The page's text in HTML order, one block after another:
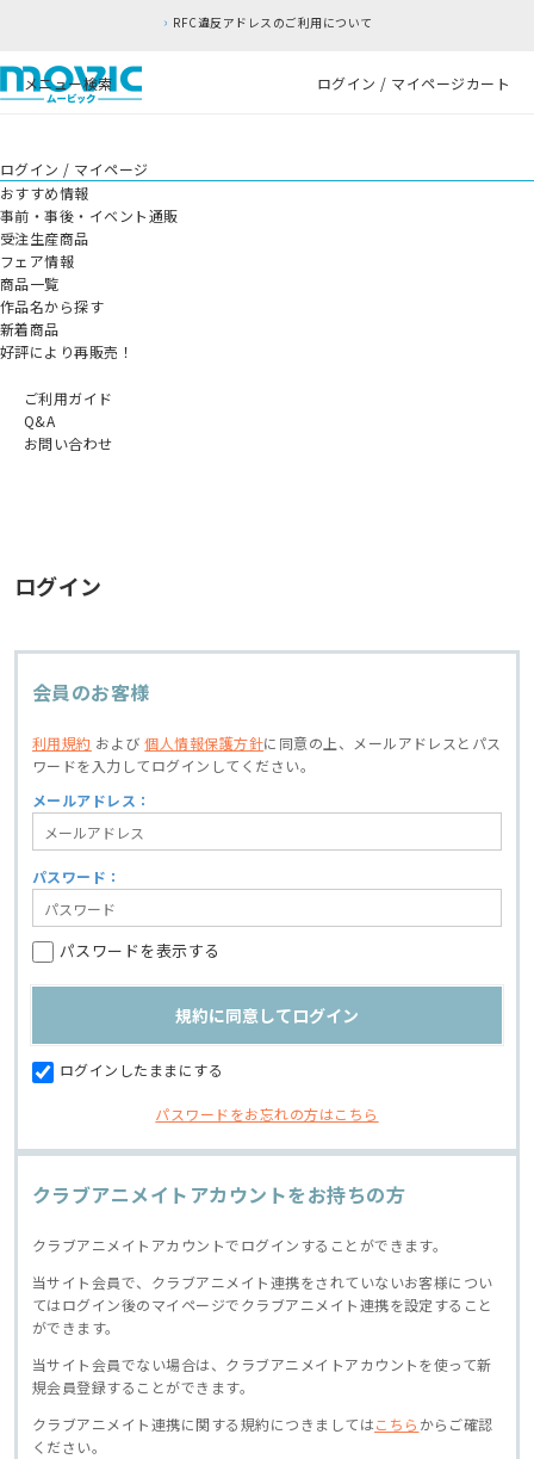
RFC違反アドレスのご利用について
メニュー検索 ログイン / マイページカート
ログイン / マイページ
おすすめ情報
事前・事後・イベント通販
受注生産商品
フェア情報
商品一覧
作品名から探す
新着商品
好評により再販売！
ご利用ガイド
Q&A
お問い合わせ
ログイン
会員のお客様
利用規約 および個人情報保護方針に同意の上、
メールアドレスとパス
ワードを入力してログインしてください。
メールアドレス：
パスワード：
パスワードを表示する
ログインしたままにする
パスワードをお忘れの方はこちら
クラブアニメイトアカウントをお持ちの方
クラブアニメイトアカウントでログインすることができます。
当サイト会員で、クラブアニメイト連携をされていないお客様につい
てはログイン後のマイページでクラブアニメイト連携を設定すること
ができます。
当サイト会員でない場合は、クラブアニメイトアカウントを使って新
規会員登録することができます。
クラブアニメイト連携に関する規約につきましてはこちら からご確認
ください。